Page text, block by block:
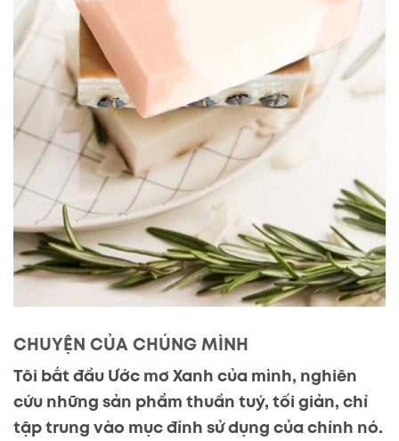
CHUYỆN CỦA CHÚNG MÌNH
Tôi bắt đầu Ước mơ Xanh của mình, nghiên
cứu những sản phẩm thuần tuý, tối giản, chỉ
tập trung vào mục đính sử dụng của chính nó.